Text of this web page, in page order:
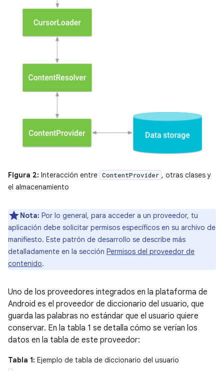
Figura 2: Interacción entre ContentProvider , otras clases y
el almacenamiento
Nota: Por lo general, para acceder a un proveedor, tu
aplicación debe solicitar permisos específicos en su archivo de
manifiesto. Este patrón de desarrollo se describe más
detalladamente en la sección Permisos del proveedor de
contenido.
Uno de los proveedores integrados en la plataforma de
Android es el proveedor de diccionario del usuario, que
guarda las palabras no estándar que el usuario quiere
conservar. En la tabla 1 se detalla cómo se verían los
datos en la tabla de este proveedor:
Tabla 1: Ejemplo de tabla de diccionario del usuario